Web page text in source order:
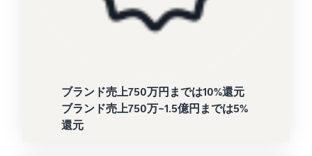
ブランド売上750万円までは10%還元
ブランド売上750万~1.5億円までは5%
還元